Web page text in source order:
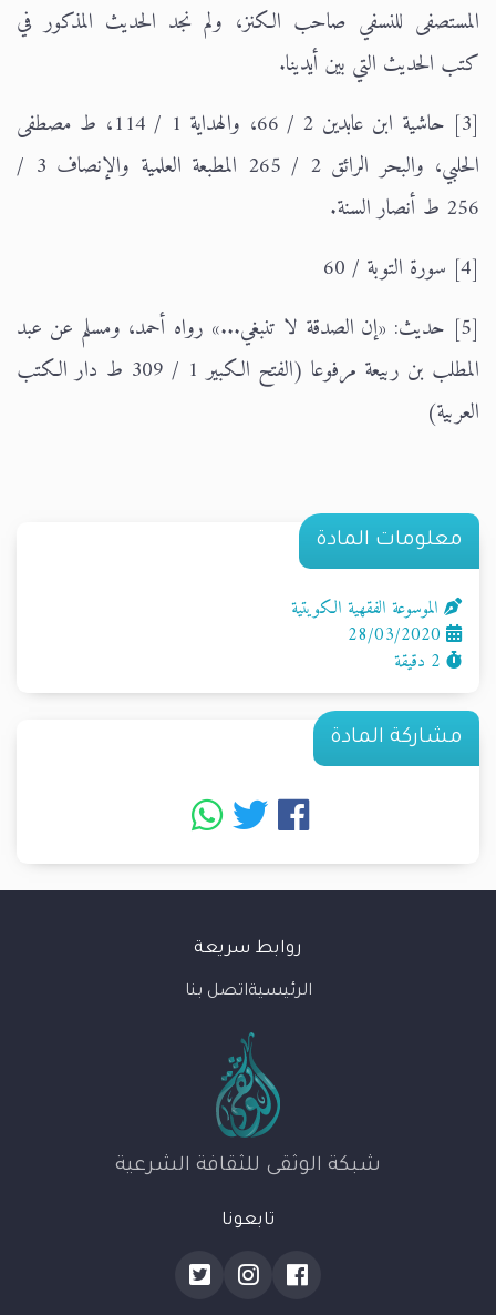
المستصفى للنسفي صاحب الكنز، ولم نجد الحديث المذكور في
كتب الحديث التي بين أيدينا.
[3] حاشية ابن عابدين 2 / 66، والهداية 1 / 114، ط مصطفى
الحلبي، والبحر الرائق 2 / 265 المطبعة العلمية والإنصاف 3 /
256 ط أنصار السنة.
[4] سورة التوبة / 60
[5] حديث: «إن الصدقة لا تنبغي...» رواه أحمد، ومسلم عن عبد
المطلب بن ربيعة مرفوعا (الفتح الكبير 1 / 309 ط دار الكتب
العربية)
معلومات المادة
الموسوعة الفقهية الكويتية
2 دقيقة
مشاركة المادة
روابط سريعة
الرئيسيةاتصل بنا
شبكة الوثقى للثقافة الشرعية
تابعونا